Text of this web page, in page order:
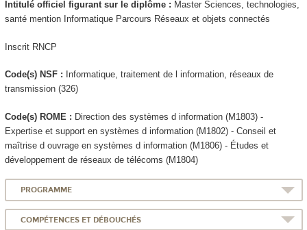
Intitulé officiel figurant sur le diplôme : Master Sciences, technologies,
santé mention Informatique Parcours Réseaux et objets connectés
Inscrit RNCP
Code(s) NSF : Informatique, traitement de l information, réseaux de
transmission (326)
Code(s) ROME : Direction des systèmes d information (M1803) -
Expertise et support en systèmes d information (M1802) - Conseil et
maîtrise d ouvrage en systèmes d information (M1806) - Études et
développement de réseaux de télécoms (M1804)
PROGRAMME
COMPÉTENCES ET DÉBOUCHÉS